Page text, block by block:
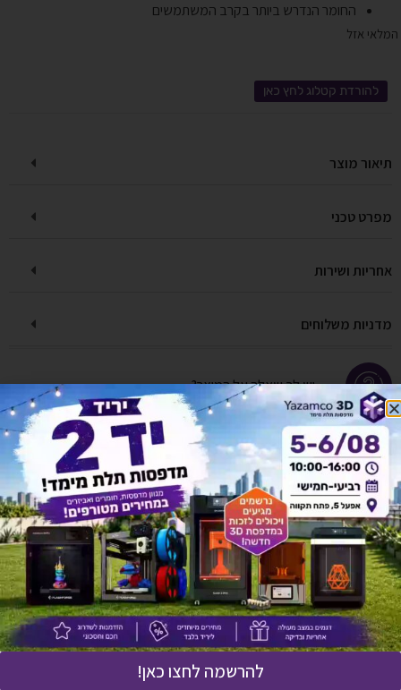
החומר הנדרש ביותר בקרב המשתמשים
המלאי אזל
להורדת קטלוג לחץ כאן
תיאור מוצר
מפרט טכני
אחריות ושירות
מדניות משלוחים
יש לך שאלה על המוצר?
לחץ כאן ונציגנו יחזרו אליך בהקדם!
אולי יעניין אותך גם
להרשמה לחצו כאן!